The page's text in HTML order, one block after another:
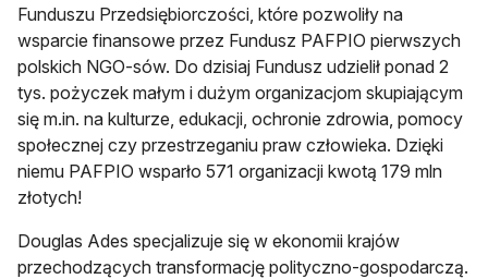
Funduszu Przedsiębiorczości, które pozwoliły na
wsparcie finansowe przez Fundusz PAFPIO pierwszych
polskich NGO-sów. Do dzisiaj Fundusz udzielił ponad 2
tys. pożyczek małym i dużym organizacjom skupiającym
się m.in. na kulturze, edukacji, ochronie zdrowia, pomocy
społecznej czy przestrzeganiu praw człowieka. Dzięki
niemu PAFPIO wsparło 571 organizacji kwotą 179 mln
złotych!
Douglas Ades specjalizuje się w ekonomii krajów
przechodzących transformację polityczno-gospodarczą.